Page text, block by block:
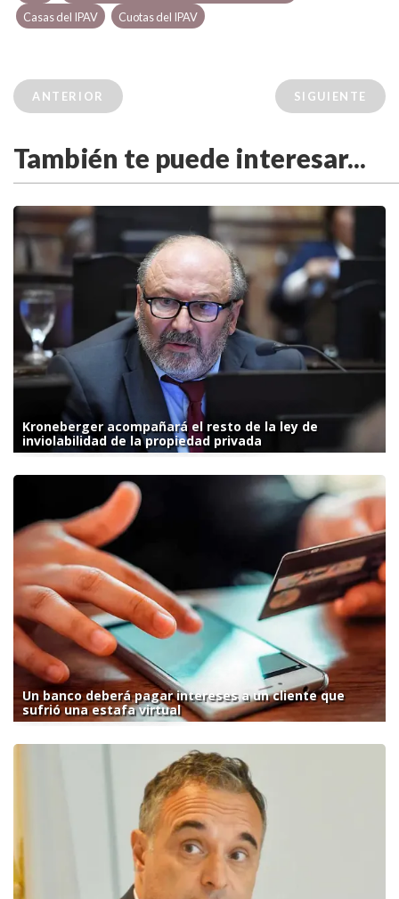
Casas del IPAV Cuotas del IPAV
ANTERIOR SIGUIENTE
También te puede interesar...
Kroneberger acompañará el resto de la ley de
inviolabilidad de la propiedad privada
Un banco deberá pagar intereses a un cliente que
sufrió una estafa virtual